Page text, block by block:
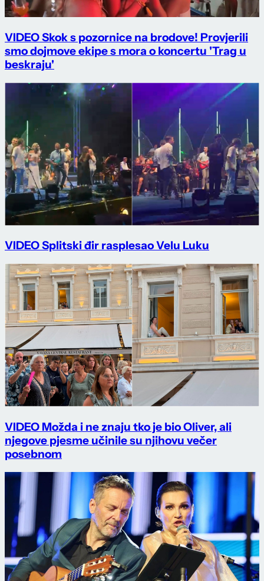
VIDEO Skok s pozornice na brodove! Provjerili
smo dojmove ekipe s mora o koncertu 'Trag u
beskraju'
VIDEO Splitski đir rasplesao Velu Luku
VIDEO Možda i ne znaju tko je bio Oliver, ali
njegove pjesme učinile su njihovu večer
posebnom